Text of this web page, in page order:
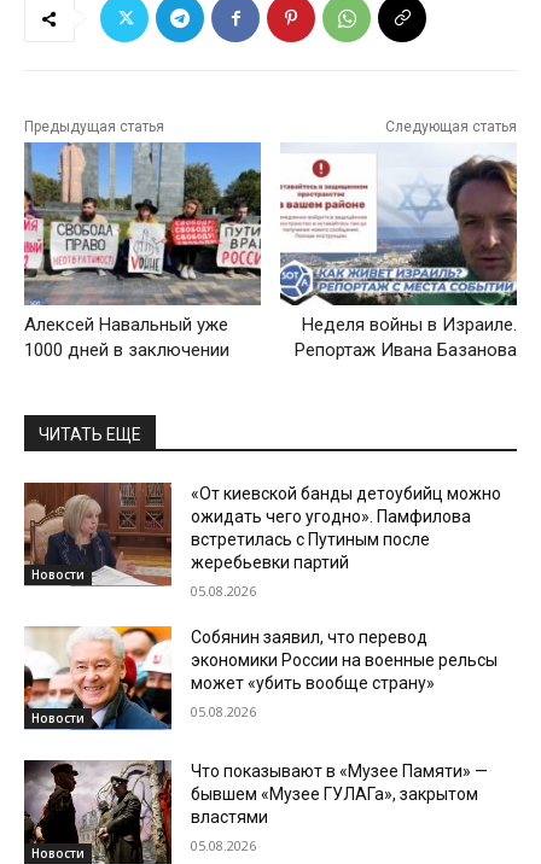
Предыдущая статья
Алексей Навальный уже
1000 дней в заключении
Следующая статья
Неделя войны в Израиле.
Репортаж Ивана Базанова
ЧИТАТЬ ЕЩЕ
Новости
«От киевской банды детоубийц можно
ожидать чего угодно». Памфилова
встретилась с Путиным после
жеребьевки партий
05.08.2026
Новости
Собянин заявил, что перевод
экономики России на военные рельсы
может «убить вообще страну»
05.08.2026
Новости
Что показывают в «Музее Памяти» —
бывшем «Музее ГУЛАГа», закрытом
властями
05.08.2026